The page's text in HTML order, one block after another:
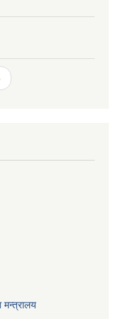
मन्त्रालय